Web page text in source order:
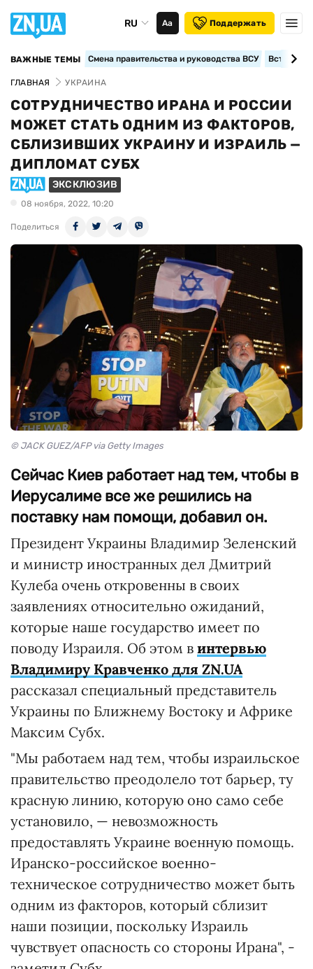
RU Аа Поддержать
ВАЖНЫЕ ТЕМЫ Смена правительства и руководства ВСУ
ГЛАВНАЯ УКРАИНА
СОТРУДНИЧЕСТВО ИРАНА И РОССИИ
МОЖЕТ СТАТЬ ОДНИМ ИЗ ФАКТОРОВ,
СБЛИЗИВШИХ УКРАИНУ И ИЗРАИЛЬ —
ДИПЛОМАТ СУБХ
ЭКСКЛЮЗИВ
08 ноября, 2022, 10:20
Поделиться
© JACK GUEZ/AFP via Getty Images
Сейчас Киев работает над тем, чтобы в
Иерусалиме все же решились на
поставку нам помощи, добавил он.
Президент Украины Владимир Зеленский
и министр иностранных дел Дмитрий
Кулеба очень откровенны в своих
заявлениях относительно ожиданий,
которые наше государство имеет по
поводу Израиля. Об этом в интервью
Владимиру Кравченко для ZN.UA
рассказал специальный представитель
Украины по Ближнему Востоку и Африке
Максим Субх.
"Мы работаем над тем, чтобы израильское
правительство преодолело тот барьер, ту
красную линию, которую оно само себе
установило, — невозможность
предоставлять Украине военную помощь.
Иранско-российское военно-
техническое сотрудничество может быть
одним из факторов, который сблизит
наши позиции, поскольку Израиль
чувствует опасность со стороны Ирана", -